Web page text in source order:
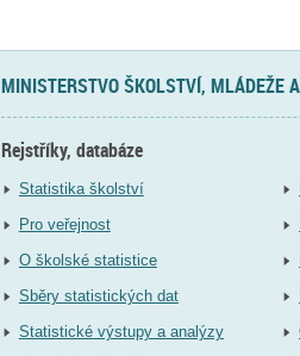
MINISTERSTVO ŠKOLSTVÍ, MLÁDEŽE
Rejstříky, databáze
Statistika školství
Pro veřejnost
O školské statistice
Sběry statistických dat
Statistické výstupy a analýzy